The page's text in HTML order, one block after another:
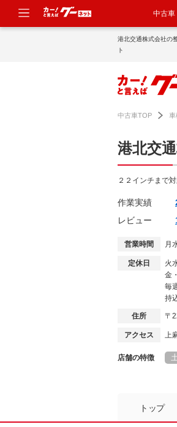
中古車
港北交通株式会社の
ト
中古車TOP 車
港北交
２２インチまで
作業実績
レビュー
営業時間 月
定休日
火
金
毎
持
住所 〒
アクセス 上
店舗の特徴
トップ